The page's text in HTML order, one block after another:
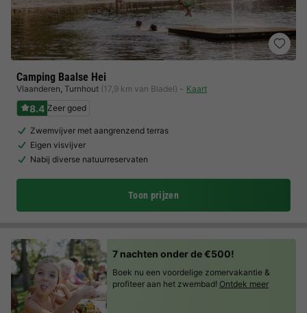
Camping Baalse Hei
Vlaanderen, Turnhout (17,9 km van Bladel) Kaart
8.4 Zeer goed
Zwemvijver met aangrenzend terras
Eigen visvijver
Nabij diverse natuurreservaten
Toon prijzen
7 nachten onder de €500!
Boek nu een voordelige zomervakantie &
profiteer aan het zwembad! Ontdek meer